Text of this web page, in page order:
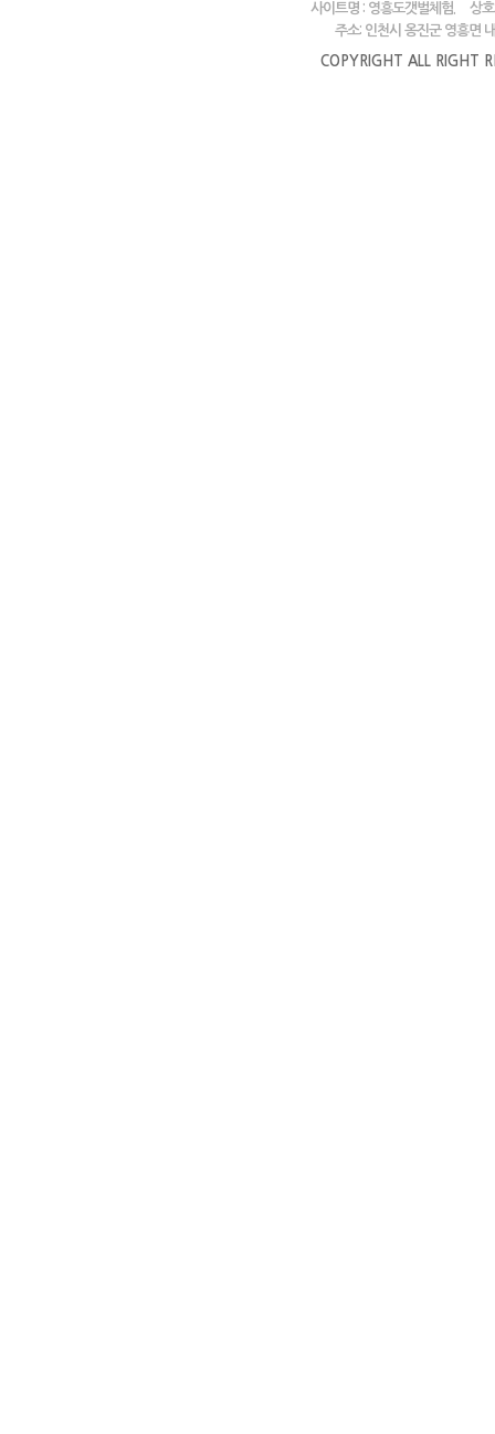
사이트명 : 영흥도갯벌체험.
상
주소: 인천시 옹진군 영흥면
COPYRIGHT ALL RIGHT